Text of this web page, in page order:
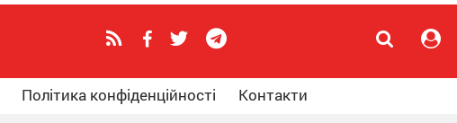
Політика конфіденційності Контакти